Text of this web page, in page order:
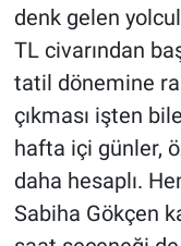
denk gelen
TL civarından
tatil dönemine
çıkması işten
hafta içi günler,
daha hesaplı.
Sabiha Gökçen